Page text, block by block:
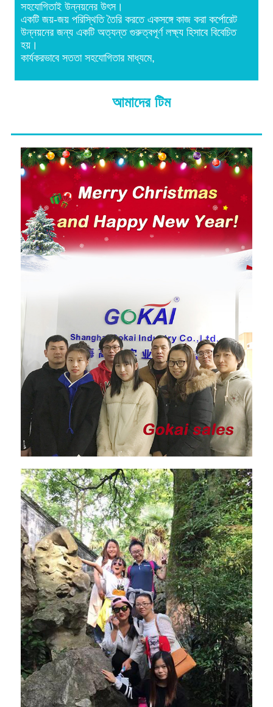
সহযোগিতাই উন্নয়নের উৎস।
একটি জয়-জয় পরিস্থিতি তৈরি করতে একসঙ্গে কাজ করা কর্পোরেট
উন্নয়নের জন্য একটি অত্যন্ত গুরুত্বপূর্ণ লক্ষ্য হিসাবে বিবেচিত
হয়।
কার্যকরভাবে সততা সহযোগিতার মাধ্যমে,
আমাদের টিম